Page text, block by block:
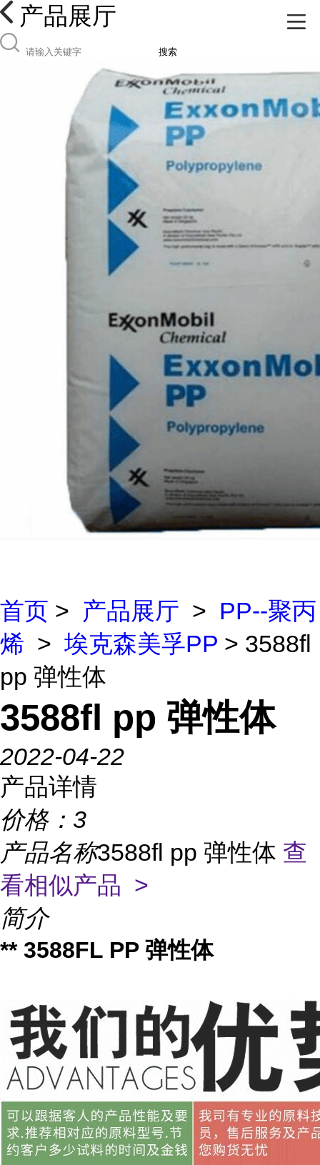
产品展厅
搜索
首页 > 产品展厅 > PP--聚丙
烯 > 埃克森美孚PP > 3588fl
pp 弹性体
3588fl pp 弹性体
2022-04-22
产品详情
价格： 3
产品名称3588fl pp 弹性体 查
看相似产品 >
简介
** 3588FL PP 弹性体